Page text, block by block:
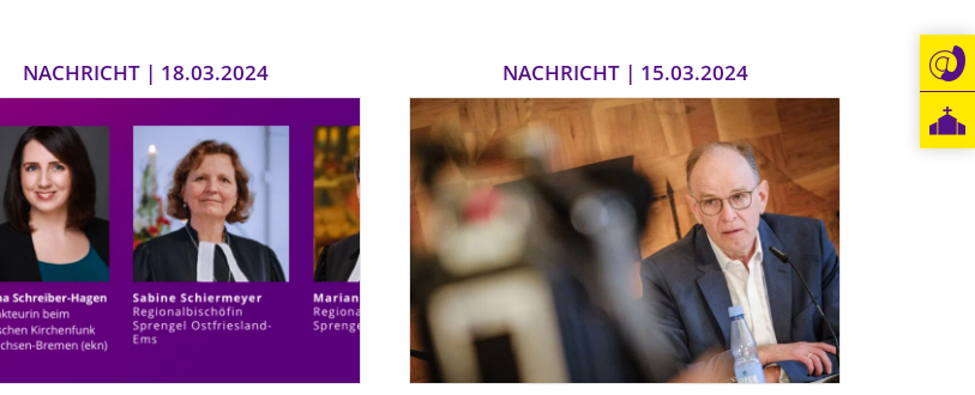
NACHRICHT | 18.03.2024 NACHRICHT | 15.03.2024